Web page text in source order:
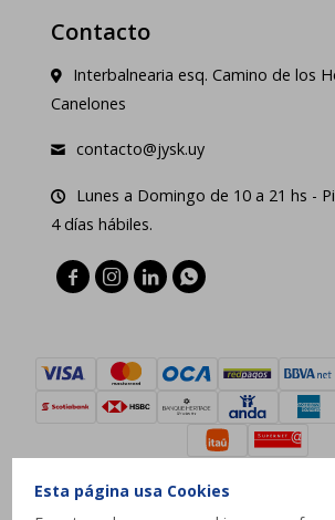
Esta página usa Cookies
Contacto
Interbalnearia esq. Camino de los
Canelones
contacto@jysk.uy
Lunes a Domingo de 10 a 21 hs -
4 días hábiles.
   